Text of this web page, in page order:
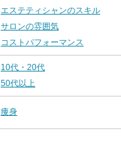
エステティシャンのスキル
サロンの雰囲気
コストパフォーマンス
10代・20代
50代以上
痩身